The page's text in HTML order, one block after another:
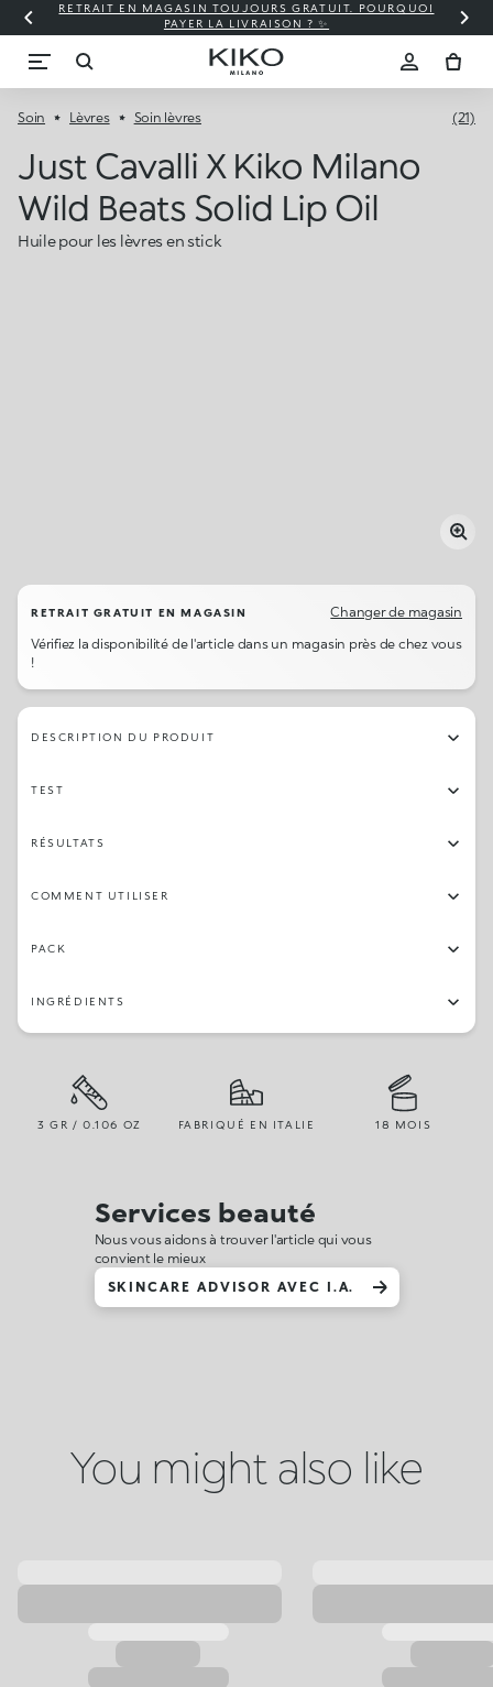
RETRAIT EN MAGASIN TOUJOURS GRATUIT. POURQUOI
PAYER LA LIVRAISON ? ✨
Soin Lèvres Soin lèvres (21)
Just Cavalli X Kiko Milano
Wild Beats Solid Lip Oil
Huile pour les lèvres en stick
RETRAIT GRATUIT EN MAGASIN
Changer de magasin
Vérifiez la disponibilité de l'article dans un magasin près de chez vous
!
DESCRIPTION DU PRODUIT
TEST
RÉSULTATS
COMMENT UTILISER
PACK
INGRÉDIENTS
3 GR / 0.106 OZ FABRIQUÉ EN ITALIE 18 MOIS
Services beauté
Nous vous aidons à trouver l'article qui vous
convient le mieux
SKINCARE ADVISOR AVEC I.A.
You might also like